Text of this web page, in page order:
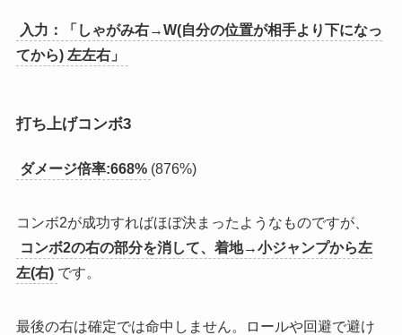
入力：「しゃがみ右→W(自分の位置が相手より下になっ
てから) 左左右」
打ち上げコンボ3
ダメージ倍率:668% (876%)
コンボ2が成功すればほぼ決まったようなものですが、
コンボ2の右の部分を消して、着地→小ジャンプから左
左(右) です。
最後の右は確定では命中しません。ロールや回避で避け